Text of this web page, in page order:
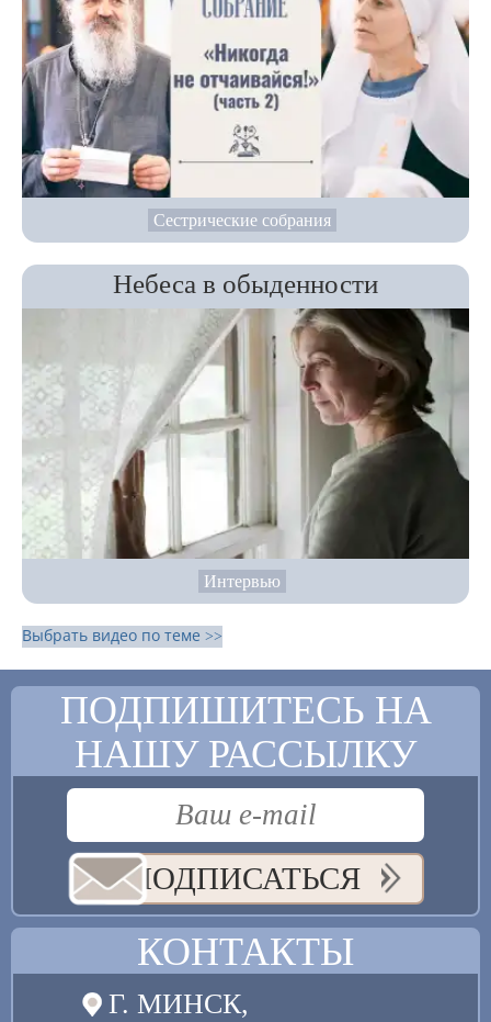
Сестрические собрания
Небеса в обыденности
Интервью
Выбрать видео по теме >>
ПОДПИШИТЕСЬ НА
НАШУ РАССЫЛКУ
ПОДПИСАТЬСЯ
КОНТАКТЫ
Г. МИНСК,